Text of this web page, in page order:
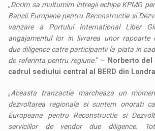
„Dorim sa multumim intregii echipe KPMG
Bancii Europene pentru Reconstructie si
vanzare a Portului International Liber
angajamentul lor in livrarea unor rapoarte
due diligence catre participantii la piata in
de referinta pentru regiune.” – Norberto del
cadrul sediului central al BERD din Londra
„Aceasta tranzactie marcheaza un
dezvoltarea regionala si suntem onorati
Europeana pentru Reconstructie si
serviciilor de vendor due diligence.